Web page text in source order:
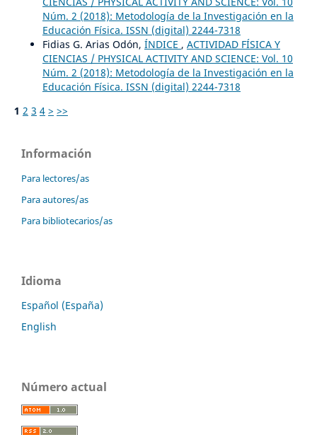
Núm. 2 (2018): Metodología de la Investigación en la
Educación Física. ISSN (digital) 2244-7318
Fidias G. Arias Odón, ÍNDICE , ACTIVIDAD FÍSICA Y
CIENCIAS / PHYSICAL ACTIVITY AND SCIENCE: Vol. 10
Núm. 2 (2018): Metodología de la Investigación en la
Educación Física. ISSN (digital) 2244-7318
1 2 3 4 > >>
Información
Para lectores/as
Para autores/as
Para bibliotecarios/as
Idioma
Español (España)
English
Número actual